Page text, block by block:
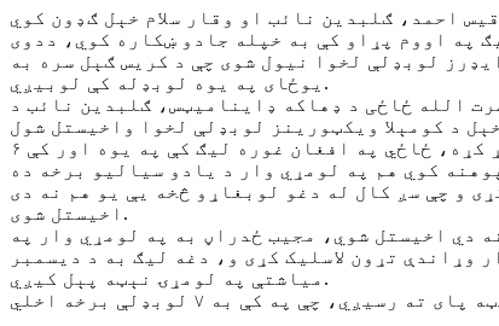
غوره لیګ په اووم پړاو کې به خپله جادو ښکاره کوي، ددوی
لوبډلې لخوا نیول شوی چې د کریس ګېل سره به
یوځای په یوه لوبډله کې لوبیږي.
الله ځاځی د ډهاکه ډاینامیټس، ګلبدین نائب د
په افغانستان غوره لیګ سیالیو کې د حضرت الله ځاځي ځلیدنې د ډهاکه ډاینامیټس لوبډله د نوموړي اخیستلو ته اړ کړه، ځاځي په افغان غوره لیګ کې په یوه اور کې ۶
و چې سږ کال له دغو لوبغاړو څخه یې یو هم نه دی
اخیستل شوی.
دي اخیستل شوي، مجیب ځدراڼ به په لومړي وار په
تړون لاسلیک کړی و، دغه لیګ به د دیسمبر
میاشتې په لومړۍ نېټه پېل کیږي.